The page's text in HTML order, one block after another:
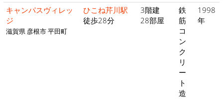
キャンパスヴィレッ
ジ
滋賀県 彦根市 平田町
ひこね芹川駅
徒歩28分
3階建
28部屋
鉄
筋
コ
ン
ク
リ
ー
ト
造
1998
年